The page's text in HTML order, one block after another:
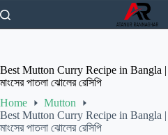
to
content
Best Mutton Curry Recipe in Bangla |
মাংসের পাতলা ঝোলের রেসিপি
Home
Mutton
Best Mutton Curry Recipe in Bangla |
মাংসের পাতলা ঝোলের রেসিপি